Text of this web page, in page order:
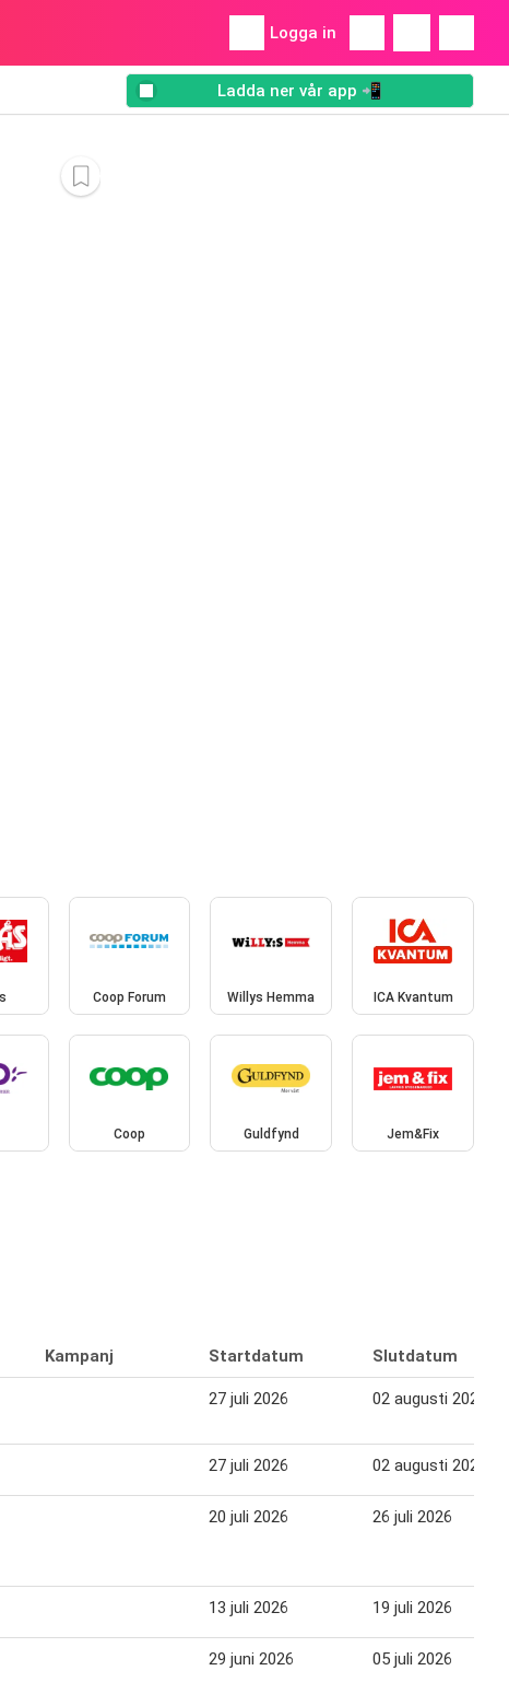
Logga in
Ladda ner vår app 📲
Coop Forum Willys Hemma ICA Kvantum
Coop Guldfynd Jem&Fix
Kampanj Startdatum Slutdatum
27 juli 2026 02 augusti 2026
27 juli 2026 02 augusti 2026
20 juli 2026 26 juli 2026
13 juli 2026 19 juli 2026
29 juni 2026 05 juli 2026